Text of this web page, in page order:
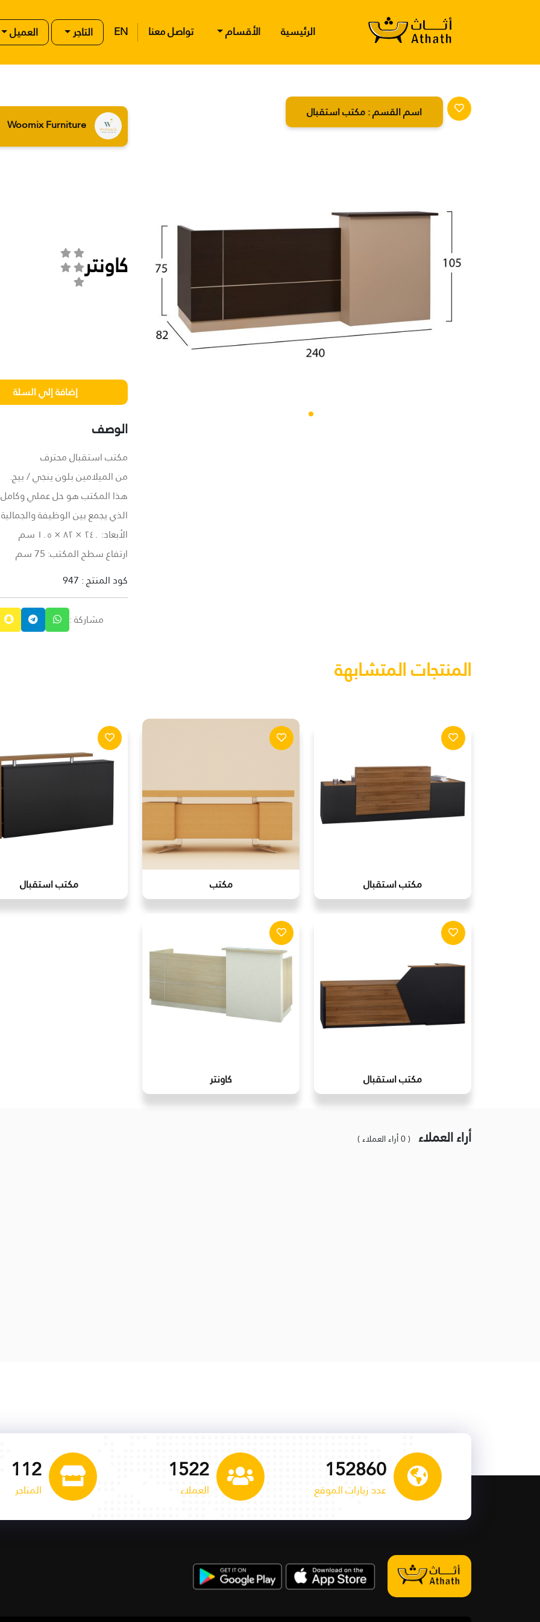
الرئيسية الأقسام تواصل معنا EN التاجر العميل
اسم القسم :مكتب استقبال
كاونتر
الوصف
مكتب استقبال محترف
من الميلامين بلون ينجي / بيج.
هذا المكتب هو حل عملي وكامل
الذي يجمع بين الوظيفة
الأبعاد: ٢٤٠ × ٨٢ × ١٠٥ سم
ارتفاع سطح المكتب: 75 سم
كود المنتج : 947
مشاركة :
المنتجات المتشابهة
مكتب استقبال مكتب مكتب استقبال
مكتب استقبال كاونتر
أراء العملاء ( 0 أراء العملاء )
154093
عدد زيارات الموقع
1535
العملاء
113
المتاجر